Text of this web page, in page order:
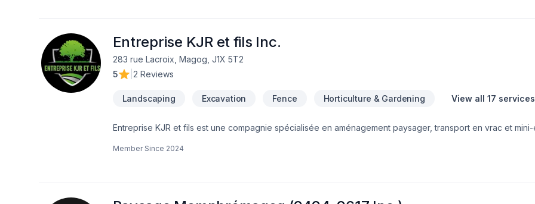
Entreprise KJR et fils Inc.
283 rue Lacroix, Magog, J1X 5T2
5
2 Reviews
Landscaping Excavation Fence Horticulture & Gardening View all 17 services
Entreprise KJR et fils est une compagnie spécialisée en aménagement paysager, transport en vrac et
cèdres et arbres -plantation et coupe d'arbres -tonte de gazon -nettoyage de terrain -muret de pierre -
Member Since 2024